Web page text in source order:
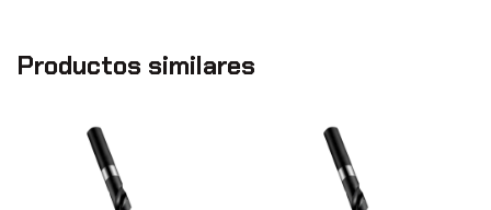
Productos similares